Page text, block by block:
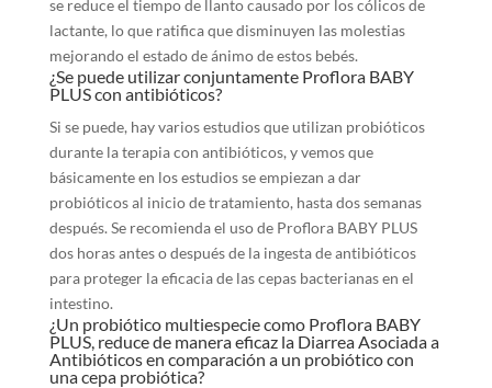
se reduce el tiempo de llanto causado por los cólicos de
lactante, lo que ratifica que disminuyen las molestias
mejorando el estado de ánimo de estos bebés.
¿Se puede utilizar conjuntamente Proflora BABY
PLUS con antibióticos?
Si se puede, hay varios estudios que utilizan probióticos
durante la terapia con antibióticos, y vemos que
básicamente en los estudios se empiezan a dar
probióticos al inicio de tratamiento, hasta dos semanas
después. Se recomienda el uso de Proflora BABY PLUS
dos horas antes o después de la ingesta de antibióticos
para proteger la eficacia de las cepas bacterianas en el
intestino.
¿Un probiótico multiespecie como Proflora BABY
PLUS, reduce de manera eficaz la Diarrea Asociada a
Antibióticos en comparación a un probiótico con
una cepa probiótica?